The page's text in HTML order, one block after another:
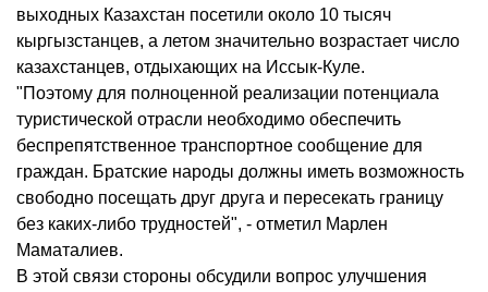
выходных Казахстан посетили около 10 тысяч
кыргызстанцев, а летом значительно возрастает число
казахстанцев, отдыхающих на Иссык-Куле.
"Поэтому для полноценной реализации потенциала
туристической отрасли необходимо обеспечить
беспрепятственное транспортное сообщение для
граждан. Братские народы должны иметь возможность
свободно посещать друг друга и пересекать границу
без каких-либо трудностей", - отметил Марлен
Маматалиев.
В этой связи стороны обсудили вопрос улучшения